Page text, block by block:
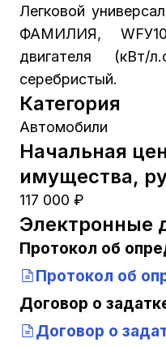
Легковой
ФАМИЛИЯ,
двигателя (кВт/
серебристый.
Категория
Автомобили
Начальная
имущества,
117 000 ₽
Электронные
Протокол об
Протокол об
Договор о
Договор о